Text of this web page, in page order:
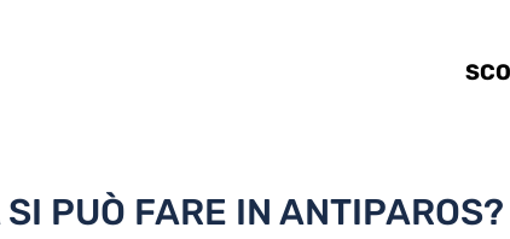
PUÒ FARE IN ANTIPAROS?